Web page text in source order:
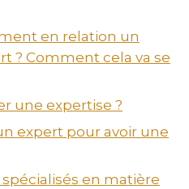
en relation un
? Comment cela va se
une expertise ?
expert pour avoir une
en matière